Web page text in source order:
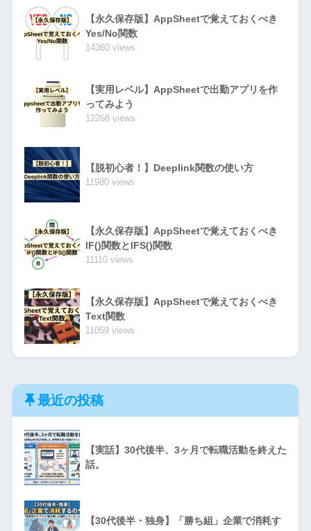
【永久保存版】AppSheetで覚えておくべき
Yes/No関数
14360 views
【実用レベル】AppSheetで出勤アプリを作
ってみよう
12268 views
【脱初心者！】Deeplink関数の使い方
11980 views
【永久保存版】AppSheetで覚えておくべき
IF()関数とIFS()関数
11110 views
【永久保存版】AppSheetで覚えておくべき
Text関数
11059 views
最近の投稿
【実話】30代後半、3ヶ月で転職活動を終えた
話。
【30代後半・独身】「勝ち組」企業で消耗す